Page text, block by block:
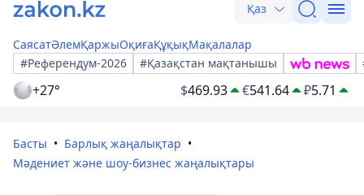
Қаз
СаясатӘлемҚаржыОқиғаҚұқықМақалалар
#Референдум-2026
#Қазақстан мақтанышы
+27° $469.93 €541.64 ₽5.71
Басты
Барлық жаңалықтар
Мәдениет және шоу-бизнес жаңалықтары